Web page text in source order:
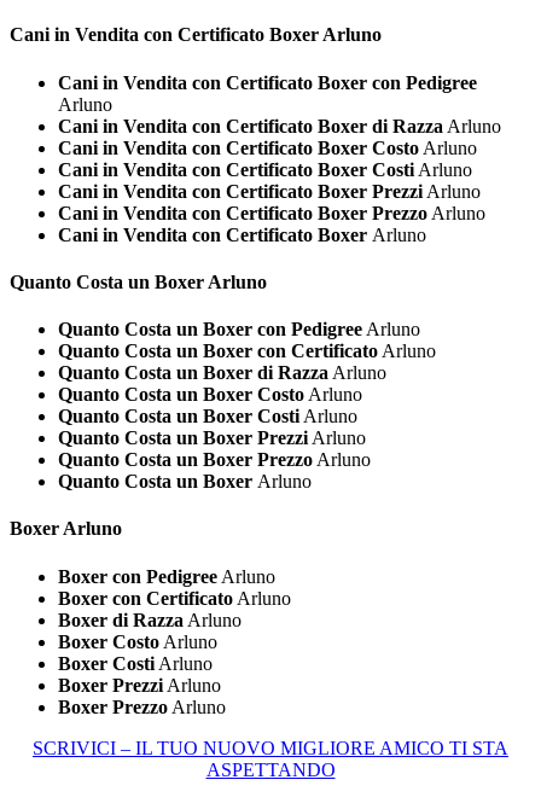
Cani in Vendita con Certificato Boxer Arluno
Cani in Vendita con Certificato Boxer con Pedigree
Arluno
Cani in Vendita con Certificato Boxer di Razza Arluno
Cani in Vendita con Certificato Boxer Costo Arluno
Cani in Vendita con Certificato Boxer Costi Arluno
Cani in Vendita con Certificato Boxer Prezzi Arluno
Cani in Vendita con Certificato Boxer Prezzo Arluno
Cani in Vendita con Certificato Boxer Arluno
Quanto Costa un Boxer Arluno
Quanto Costa un Boxer con Pedigree Arluno
Quanto Costa un Boxer con Certificato Arluno
Quanto Costa un Boxer di Razza Arluno
Quanto Costa un Boxer Costo Arluno
Quanto Costa un Boxer Costi Arluno
Quanto Costa un Boxer Prezzi Arluno
Quanto Costa un Boxer Prezzo Arluno
Quanto Costa un Boxer Arluno
Boxer Arluno
Boxer con Pedigree Arluno
Boxer con Certificato Arluno
Boxer di Razza Arluno
Boxer Costo Arluno
Boxer Costi Arluno
Boxer Prezzi Arluno
Boxer Prezzo Arluno
SCRIVICI – IL TUO NUOVO MIGLIORE AMICO TI STA
ASPETTANDO